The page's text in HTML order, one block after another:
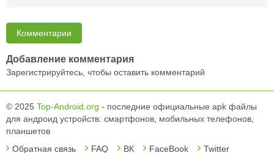
Комментарии
Добавление комментария
Зарегистрируйтесь, чтобы оставить комментарий
© 2025 Top-Android.org - последние официальные apk файлы
для андроид устройств: смартфонов, мобильных телефонов,
планшетов
Обратная связь
FAQ ВК FaceBook Twitter